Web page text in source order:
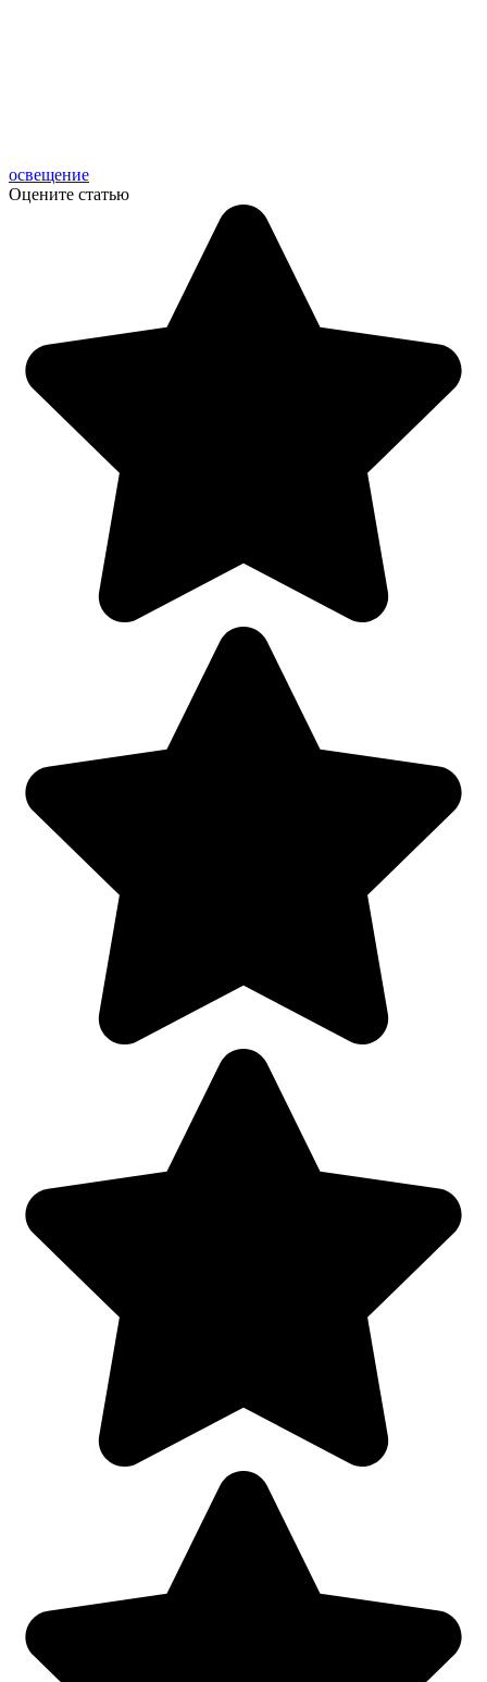
освещение
Оцените статью